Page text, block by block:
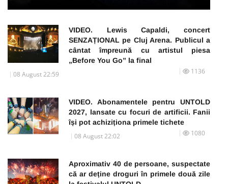
VIDEO. Lewis Capaldi, concert
SENZAȚIONAL pe Cluj Arena. Publicul a
cântat împreună cu artistul piesa
„Before You Go” la final
08 August 22:59 1136
VIDEO. Abonamentele pentru UNTOLD
2027, lansate cu focuri de artificii. Fanii
își pot achiziționa primele tichete
08 August 22:02 1080
Aproximativ 40 de persoane, suspectate
că ar deține droguri în primele două zile